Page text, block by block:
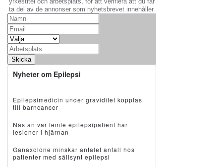
ta del av de annonser som nyhetsbrevet innehåller.
Skicka
Nyheter om Epilepsi
Epilepsimedicin under graviditet kopplas
till barncancer
Nästan var femte epilepsipatient har
lesioner i hjärnan
Ganaxolone minskar antalet anfall hos
patienter med sällsynt epilepsi